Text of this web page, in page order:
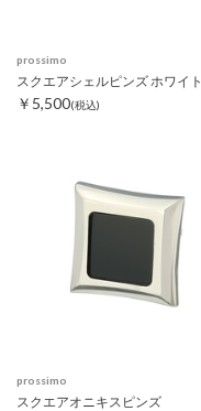
prossimo
スクエアシェルピンズ ホワイト
￥5,500(税込)
prossimo
スクエアオニキスピンズ